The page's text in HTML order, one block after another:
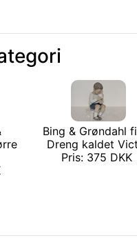
Bing & Grøndahl
Dreng kaldet
Pris: 375 DKK